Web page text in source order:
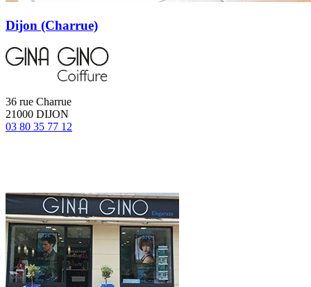
Dijon (Charrue)
36 rue Charrue
21000 DIJON
03 80 35 77 12